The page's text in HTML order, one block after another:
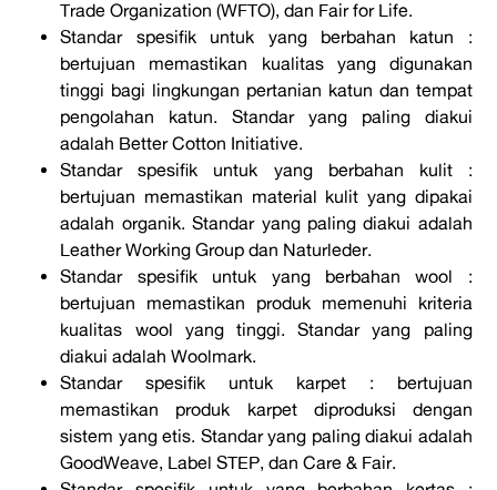
Trade Organization (WFTO), dan Fair for Life.
Standar spesifik untuk yang berbahan katun :
bertujuan memastikan kualitas yang digunakan
tinggi bagi lingkungan pertanian katun dan tempat
pengolahan katun. Standar yang paling diakui
adalah Better Cotton Initiative.
Standar spesifik untuk yang berbahan kulit :
bertujuan memastikan material kulit yang dipakai
adalah organik. Standar yang paling diakui adalah
Leather Working Group dan Naturleder.
Standar spesifik untuk yang berbahan wool :
bertujuan memastikan produk memenuhi kriteria
kualitas wool yang tinggi. Standar yang paling
diakui adalah Woolmark.
Standar spesifik untuk karpet : bertujuan
memastikan produk karpet diproduksi dengan
sistem yang etis. Standar yang paling diakui adalah
GoodWeave, Label STEP, dan Care & Fair.